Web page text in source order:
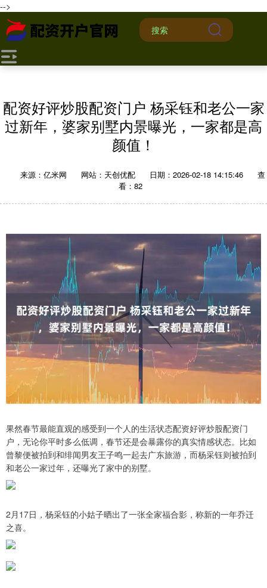
-->
配资好评炒股配资门户 杨采钰和老公一家
过新年，婆家别墅内景曝光，一家都是高
颜值！
来源：亿米网 网站：天创优配 日期：2026-02-18 14:15:46
查
看：82
果然春节最能直观的感受到一个人的生活状态配资好评炒股配资门
户，无论你平时多么低调，春节还是会暴露你的真实情感状态。比如
曾黎便被拍到和绯闻男友王子鸣一起去广东旅游，而杨采钰则被拍到
和老公一家过年，还曝光了家中的别墅。
2月17日，杨采钰的小姑子晒出了一张全家福合影，称新的一年乔迁
之喜。